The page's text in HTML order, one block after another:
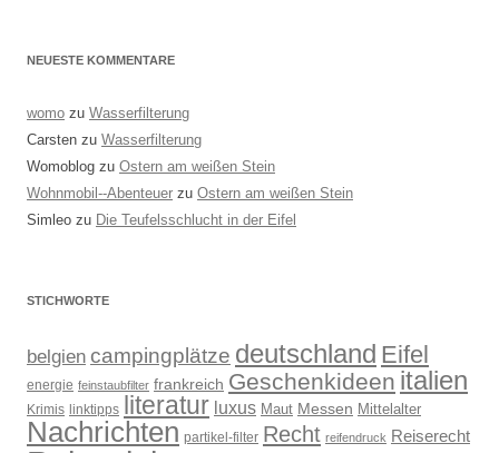
NEUESTE KOMMENTARE
womo zu Wasserfilterung
Carsten zu Wasserfilterung
Womoblog zu Ostern am weißen Stein
Wohnmobil--Abenteuer zu Ostern am weißen Stein
Simleo zu Die Teufelsschlucht in der Eifel
STICHWORTE
belgien campingplätze deutschland Eifel
energie feinstaubfilter frankreich Geschenkideen italien
Krimis linktipps literatur luxus Maut Messen Mittelalter
Nachrichten partikel-filter Recht reifendruck Reiserecht